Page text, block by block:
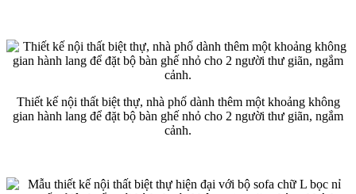
Thiết kế nội thất biệt thự, nhà phố dành thêm một khoảng không
gian hành lang để đặt bộ bàn ghế nhỏ cho 2 người thư giãn, ngắm
cảnh.